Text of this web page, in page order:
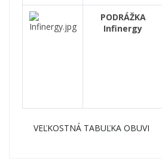
PODRÁŽKA
Infinergy
VEĽKOSTNÁ TABUĽKA OBUVI